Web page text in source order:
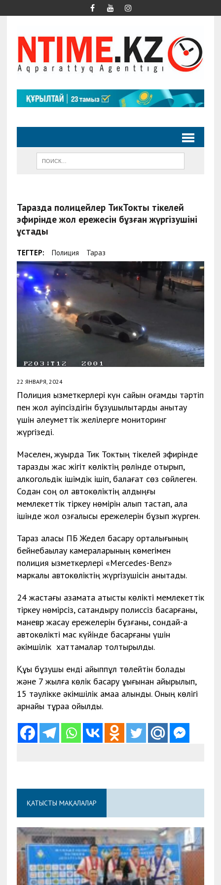
Таразда полицейлер ТикТоктың тікелей
эфирінде жол ережесін бұзған жүргізушіні
ұстады
ТЕГТЕР: Полиция Тараз
22 ЯНВАРЯ, 2024
Полиция қызметкерлері күн сайын қоғамдық тәртіп
пен жол қауіпсіздігін бұзушылықтарды анықтау
үшін әлеуметтік желілерге мониторинг
жүргізеді.
Мәселен, жуырда Тик Токтың тікелей эфирінде
тараздық жас жігіт көліктің рөлінде отырып,
алкогольдік ішімдік ішіп, балағат сөз сөйлеген.
Содан соң ол автокөліктің алдыңғы
мемлекеттік тіркеу нөмірін алып тастап, қала
ішінде жол қозғалысы ережелерін бұзып жүрген.
Тараз қаласы ПБ Жедел басқару орталығының
бейнебақылау камераларының көмегімен
полиция қызметкерлері «Mercedes-Benz»
маркалы автокөліктің жүргізушісін анықтады.
24 жастағы азаматқа қатысты көлікті мемлекеттік
тіркеу нөмірсіз, сақтандыру полиссіз басқарғаны,
маневр жасау ережелерін бұзғаны, сондай-ақ
автокөлікті мас күйінде басқарғаны үшін
әкімшілік хаттамалар толтырылды.
Құқық бұзушы енді айыппұл төлейтін болады
және 7 жылға көлік басқару құқығынан айырылып,
15 тәулікке әкімшілік қамаққа алынды. Оның көлігі
арнайы тұраққа қойылды.
ҚАТЫСТЫ МАҚАЛАЛАР